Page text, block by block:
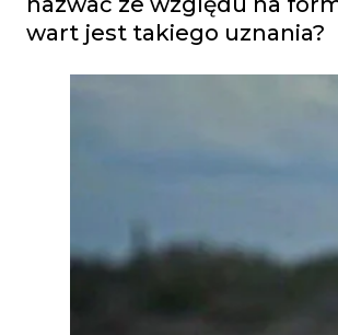
wart jest takiego uznania?